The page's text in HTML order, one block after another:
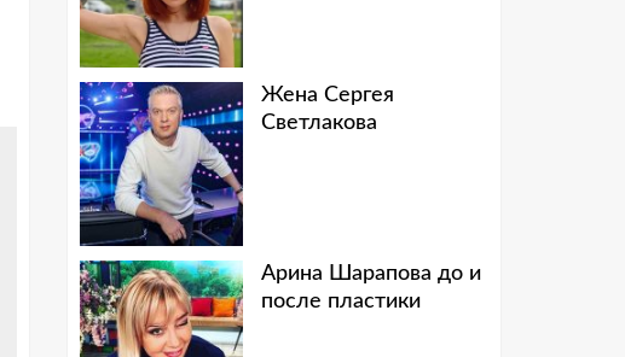
Жена Сергея
Светлакова
Арина Шарапова до и
после пластики